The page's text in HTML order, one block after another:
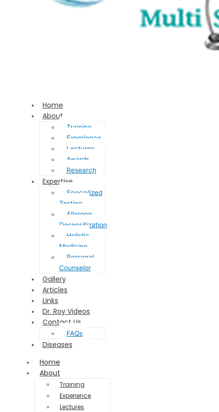
Home
About
Training
Experience
Lectures
Awards
Research
Expertise
Specialized
Testing
Allergen
Desensitization
Holistic
Medicine
Personal
Counselor
Gallery
Articles
Links
Dr. Roy Videos
Contact Us
FAQs
Diseases
Home
About
Training
Experience
Lectures